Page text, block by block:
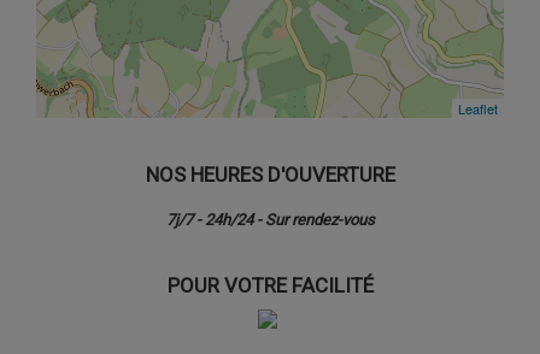
Leaflet
Leaflet
NOS HEURES D'OUVERTURE
7j/7 - 24h/24 - Sur rendez-vous
POUR VOTRE FACILITÉ